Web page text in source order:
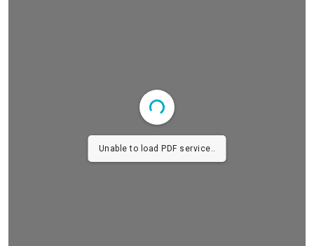
Unable to load PDF service..